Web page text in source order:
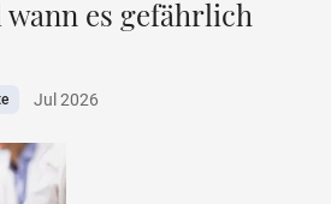
es gefährlich
Jul 2026